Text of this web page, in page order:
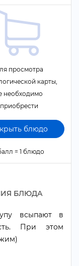
просмотра
карты,
необходимо
приобрести
блюдо
= 1 блюдо
БЛЮДА
всыпают
При этом